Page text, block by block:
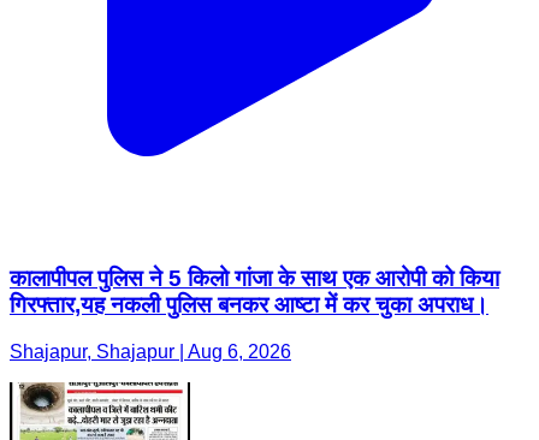
कालापीपल पुलिस ने 5 किलो गांजा के साथ एक आरोपी को किया
गिरफ्तार,यह नकली पुलिस बनकर आष्टा में कर चुका अपराध।
Shajapur, Shajapur | Aug 6, 2026